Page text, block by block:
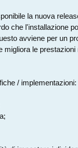
la nuova
che l'installazione
avviene per un
migliora le prestazioni
/ implementazioni: